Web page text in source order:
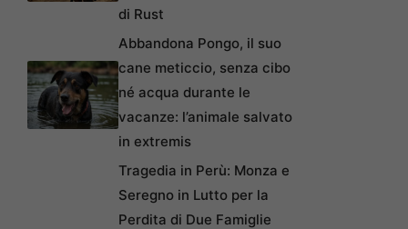
di Rust
Abbandona Pongo, il suo
cane meticcio, senza cibo
né acqua durante le
vacanze: l’animale salvato
in extremis
Tragedia in Perù: Monza e
Seregno in Lutto per la
Perdita di Due Famiglie